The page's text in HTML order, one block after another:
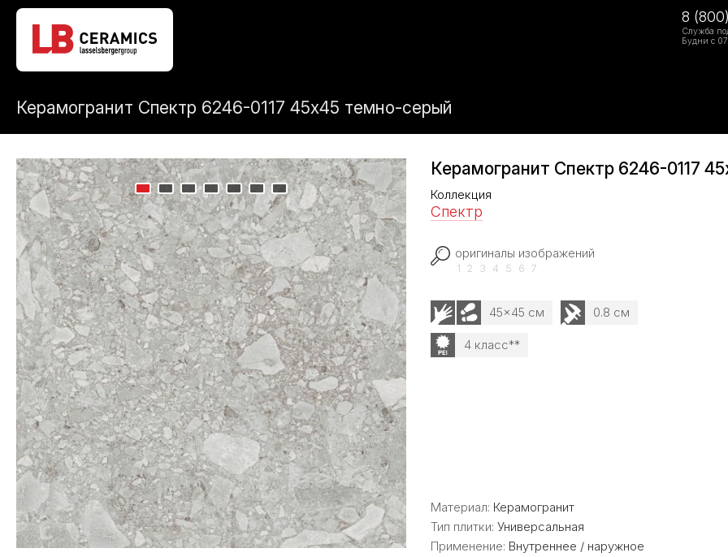
8
Служба
Будни с
Керамогранит Спектр 6246-0117 45x45 темно-серый
Керамогранит Спектр 6246-0117
Коллекция
Спектр
оригиналы изображений
1 2 3 4 5 6 7
45x45 см 0.8 см
4 класс**
Материал: Керамогранит
Тип плитки: Универсальная
Применение: Внутреннее / наружное